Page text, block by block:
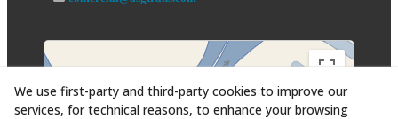
We use first-party and third-party cookies to improve our
services, for technical reasons, to enhance your browsing